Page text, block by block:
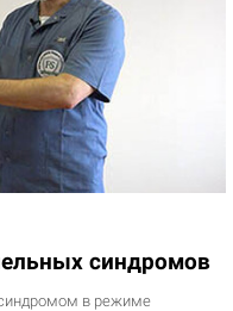
синдромов
в режиме